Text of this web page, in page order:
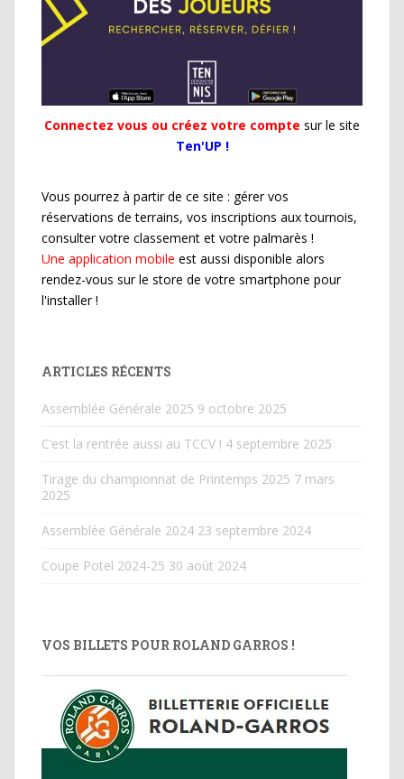
Connectez vous ou créez votre compte sur le site
Ten'UP !
Vous pourrez à partir de ce site : gérer vos
réservations de terrains, vos inscriptions aux tournois,
consulter votre classement et votre palmarès !
Une application mobile est aussi disponible alors
rendez-vous sur le store de votre smartphone pour
l'installer !
ARTICLES RÉCENTS
Assemblée Générale 2025 9 octobre 2025
C’est la rentrée aussi au TCCV ! 4 septembre 2025
Tirage du championnat de Printemps 2025 7 mars
2025
Assemblée Générale 2024 23 septembre 2024
Coupe Potel 2024-25 30 août 2024
VOS BILLETS POUR ROLAND GARROS !